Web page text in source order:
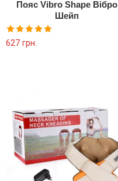
Пояс Vibro Shape Вібро
Шейп
Оцінено в
627 грн.